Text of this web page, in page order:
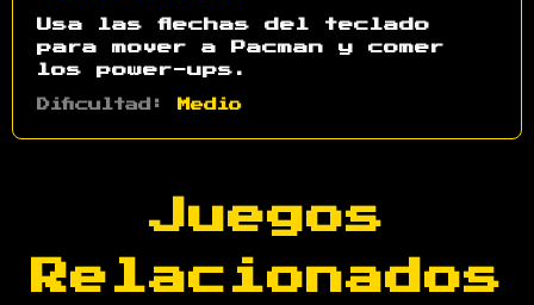
Usa las flechas del teclado
para mover a Pacman y comer
los power-ups.
Dificultad: Medio
Juegos
Relacionados